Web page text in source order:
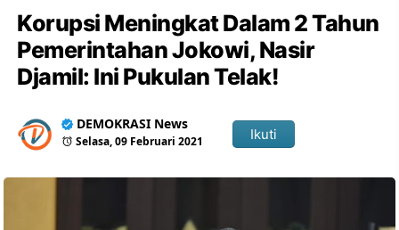
Korupsi Meningkat Dalam 2 Tahun
Pemerintahan Jokowi, Nasir
Djamil: Ini Pukulan Telak!
DEMOKRASI News
Selasa, 09 Februari 2021 Ikuti